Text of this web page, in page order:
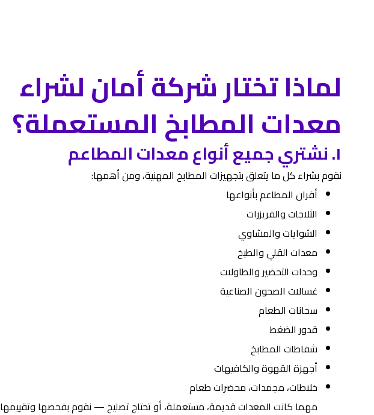
لماذا تختار شركة أمان لشراء
معدات المطابخ المستعملة؟
١. نشتري جميع أنواع معدات المطاعم
نقوم بشراء كل ما يتعلق بتجهيزات المطابخ المهنية، ومن أهمها:
أفران المطاعم بأنواعها
الثلاجات والفريزرات
الشوايات والمشاوي
معدات القلي والطبخ
وحدات التحضير والطاولات
غسالات الصحون الصناعية
سخانات الطعام
قدور الضغط
شفاطات المطابخ
أجهزة القهوة والكافيهات
خلاطات، مجمدات، محضرات طعام
مهما كانت المعدات قديمة، مستعملة، أو تحتاج تصليح — نقوم بفحصها وتقييمها